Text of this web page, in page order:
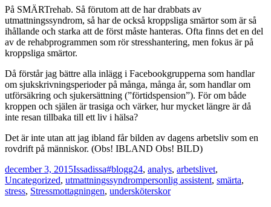
På SMÄRTrehab. Så förutom att de har drabbats av
utmattningssyndrom, så har de också kroppsliga smärtor som är så
ihållande och starka att de först måste hanteras. Ofta finns det en del
av de rehabprogrammen som rör stresshantering, men fokus är på
kroppsliga smärtor.
Då förstår jag bättre alla inlägg i Facebookgrupperna som handlar
om sjukskrivningsperioder på många, många år, som handlar om
utförsäkring och sjukersättning (”förtidspension”). För om både
kroppen och själen är trasiga och värker, hur mycket längre är då
inte resan tillbaka till ett liv i hälsa?
Det är inte utan att jag ibland får bilden av dagens arbetsliv som en
rovdrift på människor. (Obs! IBLAND Obs! BILD)
Postat
december 3, 2015Författare
IssadissaKategorier
#blogg24, analys, arbetslivet,
Uncategorized, utmattningssyndromTaggar
personlig assistent, smärta,
stress, Stressmottagningen, undersköterskor